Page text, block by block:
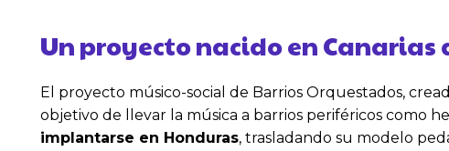
Un proyecto nacido en Canarias
El proyecto músico-social de Barrios Orquestados,
objetivo de llevar la música a barrios periféricos como
implantarse en Honduras, trasladando su modelo